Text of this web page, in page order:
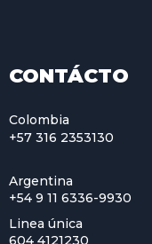
CONTÁCTO
Colombia
+57 316 2353130
Argentina
+54 9 11 6336-9930
Linea única
604 4121230